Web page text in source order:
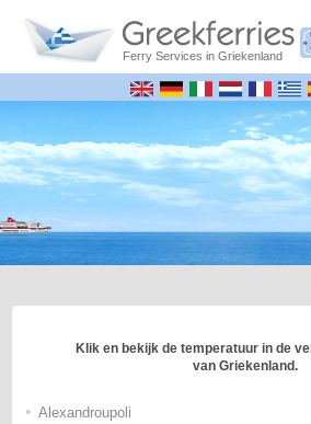
Ferry Services in Griekenland
Klik en bekijk de temperatuur in de
van Griekenland.
• Alexandroupoli